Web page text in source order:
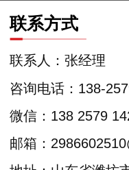
联系方式
咨询电话：138-
联系人：张经理
微信：138 2579
邮箱：